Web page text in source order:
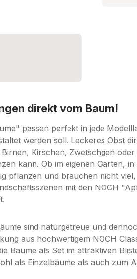
direkt vom Baum!
passen perfekt in jede
werden soll. Leckeres Obst
Kirschen, Zwetschgen
kann. Ob im eigenen Garten,
pflanzen und brauchen nicht
mit den NOCH
sind naturgetreue und
aus hochwertigem NOCH
Bäume als Set im attraktiven
als Einzelbäume als auch zum